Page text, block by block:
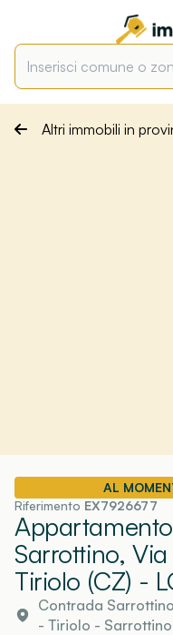
Altri immobili in
AL
Riferimento EX7926677
Sarrottino,
Tiriolo (CZ) -
Contrada
- Tiriolo - Sarrottino